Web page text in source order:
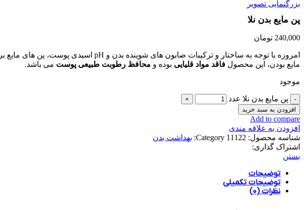
بزرگنمایی تصویر
پن مایع بدن نلا
240,000 تومان
مایع بودن، این محصول فاقد مواد قلیایی بوده و محافظ رطوبت طبیعی پوست می باشد.
موجود
پن مایع بدن نلا عدد
افزودن به سبد خرید
Add to compare
افزودن به علاقه مندی
شناسه محصول: 11122
Category: بهداشت بدن
اشتراک گذاری:
بستن
توضیحات
توضیحات تکمیلی
نظرات (0)